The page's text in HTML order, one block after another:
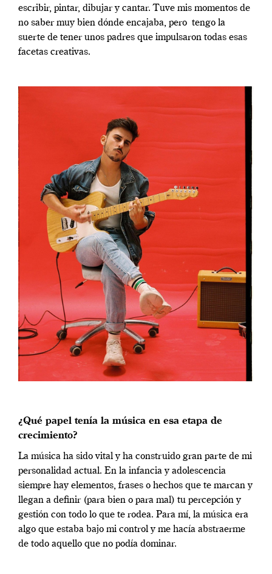
escribir, pintar, dibujar y cantar. Tuve mis momentos de
no saber muy bien dónde encajaba, pero tengo la
suerte de tener unos padres que impulsaron todas esas
facetas creativas.
¿Qué papel tenía la música en esa etapa de
crecimiento?
La música ha sido vital y ha construido gran parte de mi
personalidad actual. En la infancia y adolescencia
siempre hay elementos, frases o hechos que te marcan y
llegan a definir (para bien o para mal) tu percepción y
gestión con todo lo que te rodea. Para mí, la música era
algo que estaba bajo mi control y me hacía abstraerme
de todo aquello que no podía dominar.